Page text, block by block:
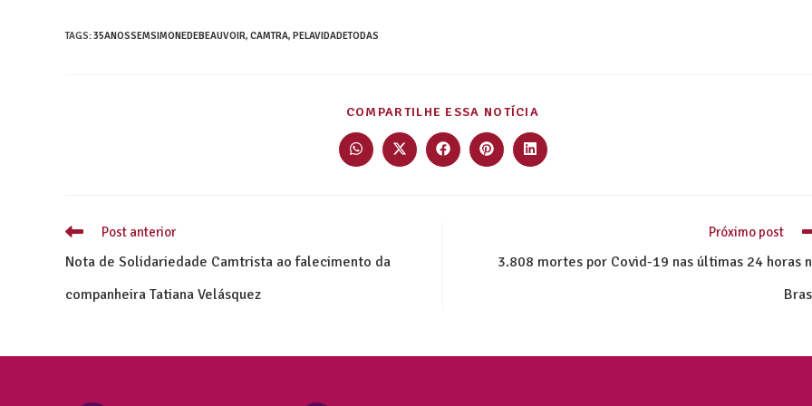
TAGS:35ANOSSEMSIMONEDEBEAUVOIR, CAMTRA, PELAVIDADETODAS
COMPARTILHE ESSA NOTÍCIA
Post anterior
Nota de Solidariedade Camtrista ao falecimento da
companheira Tatiana Velásquez
Próximo post
3.808 mortes por Covid-19 nas últimas 24 horas